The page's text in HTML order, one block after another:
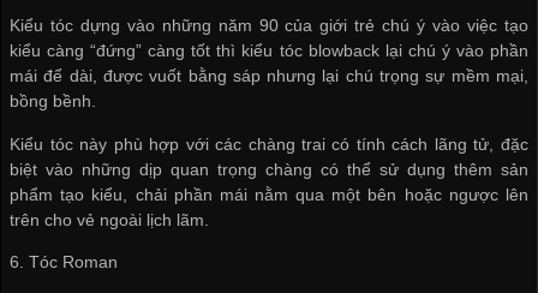
Kiểu tóc dựng vào những năm 90 của giới trẻ chú ý vào việc tạo
kiểu càng “đứng” càng tốt thì kiểu tóc blowback lại chú ý vào phần
mái để dài, được vuốt bằng sáp nhưng lại chú trọng sự mềm mại,
bồng bềnh.
Kiểu tóc này phù hợp với các chàng trai có tính cách lãng tử, đặc
biệt vào những dịp quan trọng chàng có thể sử dụng thêm sản
phẩm tạo kiểu, chải phần mái nằm qua một bên hoặc ngược lên
trên cho vẻ ngoài lịch lãm.
6. Tóc Roman